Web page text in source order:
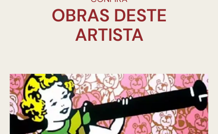
OBRAS DESTE
ARTISTA